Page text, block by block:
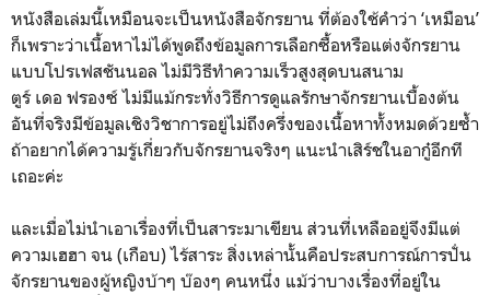
หนังสือเล่มนี้เหมือนจะเป็นหนังสือจักรยาน ที่ต้องใช้คำว่า ‘เหมือน’
ก็เพราะว่าเนื้อหาไม่ได้พูดถึงข้อมูลการเลือกซื้อหรือแต่งจักรยาน
แบบโปรเฟสชันนอล ไม่มีวิธีทำความเร็วสูงสุดบนสนาม
ตูร์ เดอ ฟรองซ์ ไม่มีแม้กระทั่งวิธีการดูแลรักษาจักรยานเบื้องต้น
อันที่จริงมีข้อมูลเชิงวิชาการอยู่ไม่ถึงครึ่งของเนื้อหาทั้งหมดด้วยซ้ำ
ถ้าอยากได้ความรู้เกี่ยวกับจักรยานจริงๆ แนะนำเสิร์ชในอากู๋อีกที
เถอะค่ะ
และเมื่อไม่นำเอาเรื่องที่เป็นสาระมาเขียน ส่วนที่เหลืออยู่จึงมีแต่
ความเฮฮา จน (เกือบ) ไร้สาระ สิ่งเหล่านั้นคือประสบการณ์การปั่น
จักรยานของผู้หญิงบ้าๆ บ๊องๆ คนหนึ่ง แม้ว่าบางเรื่องที่อยู่ใน